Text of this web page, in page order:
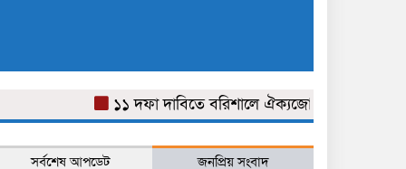
১১ দফা দাবিতে বরিশালে ঐক্যজোটের স্মারকলিপি
সর্বশেষ আপডেট জনপ্রিয় সংবাদ